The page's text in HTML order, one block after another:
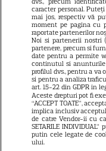
SERIALE AMERICANE
Maggie și
Când începe
„The Walking
caracter personal.
mai jos, respectiv vă
moment pe pagina cu
raportate partenerilor
Noi si partenerii nostri
partenere, precum si
date pentru a permite
continutul si anunturile
profilul dvs., pentru a va
si pentru a analiza
art. 15-22 din GDPR in
Aceste drepturi pot fi
“ACCEPT TOATE”,
implica inclusiv
de catre Vendor-ii cu
SETARILE
putin cele legate de
ului.